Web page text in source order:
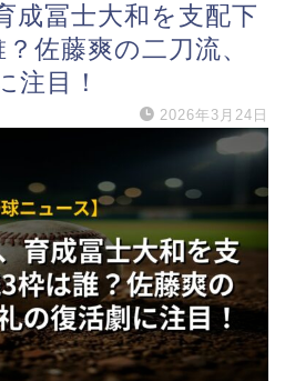
成冨士大和を支配下
佐藤爽の二刀流、
注目！
2026年3月24日